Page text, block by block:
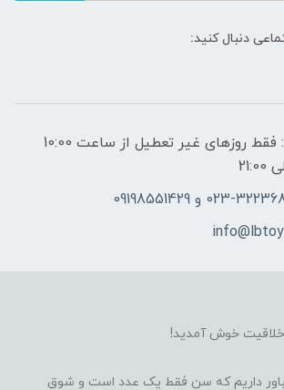
دنبال کنید:
ساعات پاسخگویی: فقط روزهای غیر تعطیل از ساعت 10:00
و 09198551429
خوش آمدید!
داریم که سن فقط یک عدد است و شوقِ